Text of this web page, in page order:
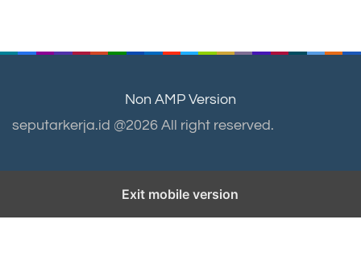
Non AMP Version
seputarkerja.id @2026 All right reserved.
Exit mobile version